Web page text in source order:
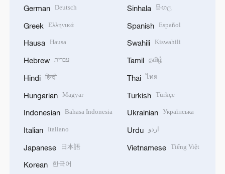
German Deutsch
Greek Ελληνικά
Hausa Hausa
Hebrew עברית
Hindi हिन्दी
Hungarian Magyar
Indonesian Bahasa Indonesia
Italian Italiano
Japanese 日本語
Korean 한국어
Sinhala සිංහල
Spanish Español
Swahili Kiswahili
Tamil தமிழ்
Thai ไทย
Turkish Türkçe
Ukrainian Українська
Urdu اردو
Vietnamese Tiếng Việt